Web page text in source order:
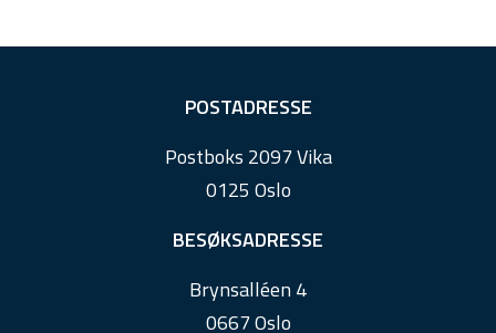
POSTADRESSE
Postboks 2097 Vika
0125 Oslo
BESØKSADRESSE
Brynsalléen 4
0667 Oslo